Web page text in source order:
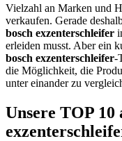
Vielzahl an Marken und
verkaufen. Gerade
bosch exzenterschleifer
erleiden musst. Aber ein
bosch exzenterschleifer-
die Möglichkeit, die
unter einander zu
Unsere TOP 10